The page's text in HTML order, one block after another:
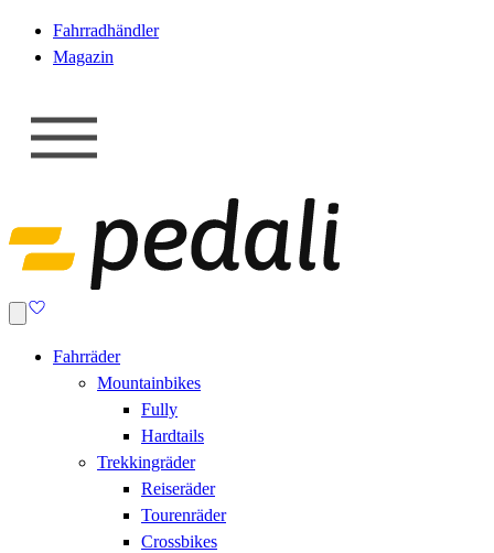
Fahrradhändler
Magazin
Fahrräder
Mountainbikes
Fully
Hardtails
Trekkingräder
Reiseräder
Tourenräder
Crossbikes